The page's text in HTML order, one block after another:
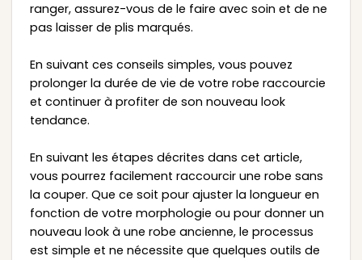
ranger, assurez-vous de le faire avec soin et de ne
pas laisser de plis marqués.
En suivant ces conseils simples, vous pouvez
prolonger la durée de vie de votre robe raccourcie
et continuer à profiter de son nouveau look
tendance.
En suivant les étapes décrites dans cet article,
vous pourrez facilement raccourcir une robe sans
la couper. Que ce soit pour ajuster la longueur en
fonction de votre morphologie ou pour donner un
nouveau look à une robe ancienne, le processus
est simple et ne nécessite que quelques outils de